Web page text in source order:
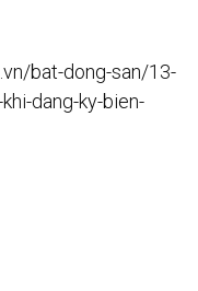
bat-dong-san/13-
dang-ky-bien-